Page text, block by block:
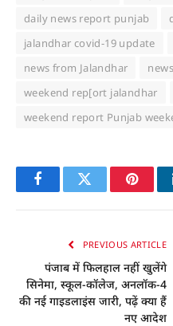
daily news report punjab
jalandhar covid-19 update
news from Jalandhar
weekend rep[ort jalandhar
weekend report Punjab
FacebookTwitter
PREVIOUS ARTICLE
पंजाब में फिलहाल नहीं खुलेंगे
सिनेमा, स्कूल-कॉलेज, अनलॉक-4
की नई गाइडलाइंस जारी, पढ़ें क्या हैं
नए आदेश